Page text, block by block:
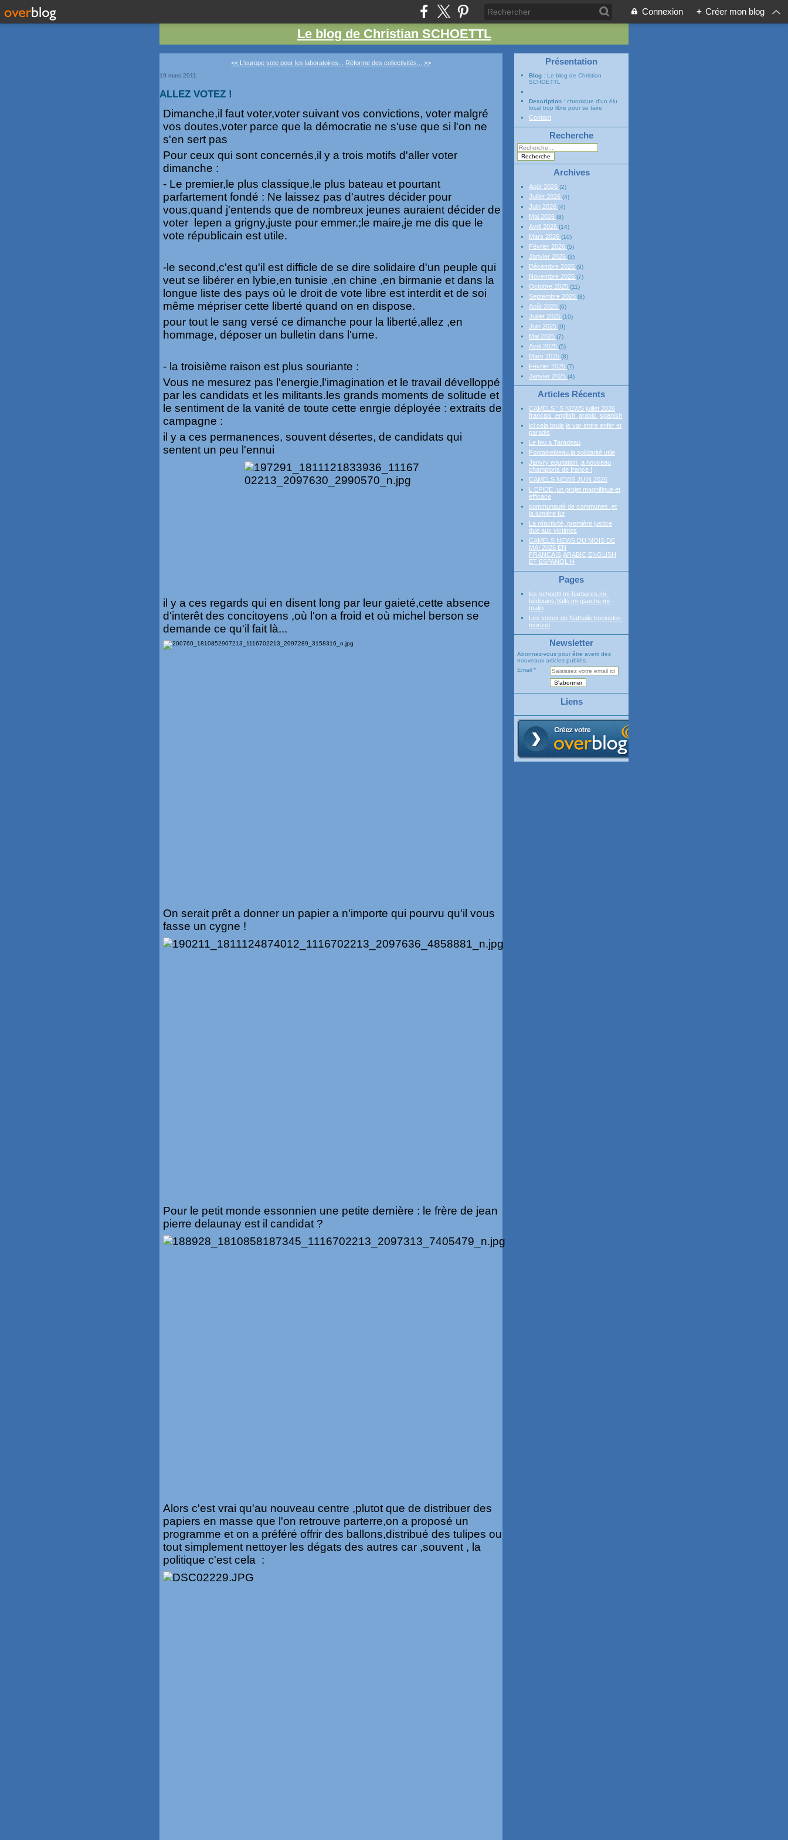
Connexion + Créer mon blog
Le blog de Christian SCHOETTL
<< L'europe vote pour les laboratoires... Réforme des collectivités... >>
19 mars 2011
ALLEZ VOTEZ !
Dimanche,il faut voter,voter suivant vos convictions, voter malgré
vos doutes,voter parce que la démocratie ne s'use que si l'on ne
s'en sert pas
Pour ceux qui sont concernés,il y a trois motifs d'aller voter
dimanche :
- Le premier,le plus classique,le plus bateau et pourtant
parfartement fondé : Ne laissez pas d'autres décider pour
vous,quand j'entends que de nombreux jeunes auraient décider de
voter lepen a grigny,juste pour emmer.;le maire,je me dis que le
vote républicain est utile.
-le second,c'est qu'il est difficle de se dire solidaire d'un peuple qui
veut se libérer en lybie,en tunisie ,en chine ,en birmanie et dans la
longue liste des pays où le droit de vote libre est interdit et de soi
même mépriser cette liberté quand on en dispose.
pour tout le sang versé ce dimanche pour la liberté,allez ,en
hommage, déposer un bulletin dans l'urne.
- la troisième raison est plus souriante :
Vous ne mesurez pas l'energie,l'imagination et le travail dévelloppé
par les candidats et les militants.les grands moments de solitude et
le sentiment de la vanité de toute cette enrgie déployée : extraits de
campagne :
il y a ces permanences, souvent désertes, de candidats qui
sentent un peu l'ennui
il y a ces regards qui en disent long par leur gaieté,cette absence
d'interêt des concitoyens ,où l'on a froid et où michel berson se
demande ce qu'il fait là...
On serait prêt a donner un papier a n'importe qui pourvu qu'il vous
fasse un cygne !
Pour le petit monde essonnien une petite dernière : le frère de jean
pierre delaunay est il candidat ?
Alors c'est vrai qu'au nouveau centre ,plutot que de distribuer des
papiers en masse que l'on retrouve parterre,on a proposé un
programme et on a préféré offrir des ballons,distribué des tulipes ou
tout simplement nettoyer les dégats des autres car ,souvent , la
politique c'est cela :
Présentation
Blog : Le blog de Christian
SCHOETTL
Description : chronique d'un élu
local trop libre pour se taire
Contact
Recherche
Archives
Août 2026 (2)
Juillet 2026 (4)
Juin 2026 (4)
Mai 2026 (8)
Avril 2026 (14)
Mars 2026 (10)
Février 2026 (5)
Janvier 2026 (3)
Décembre 2025 (9)
Novembre 2025 (7)
Octobre 2025 (11)
Septembre 2025 (8)
Août 2025 (6)
Juillet 2025 (10)
Juin 2025 (9)
Mai 2025 (7)
Avril 2025 (5)
Mars 2025 (8)
Février 2025 (7)
Janvier 2025 (4)
Articles Récents
CAMELS ' S NEWS juillet 2026
francais ,english ,arabic ,spanish
ici cela brule,le var entre enfer et
paradis
Le feu a Taradeau
Fontainebleau,la solidarité utile
Janvry equitation ,a nouveau
champions de france !
CAMELS NEWS JUIN 2026
L EPIDE ,un projet magnifique et
efficace
communauté de communes ,et
la lumière fut
La réactivité, première justice
due aux victimes
CAMELS NEWS DU MOIS DE
MAI 2026 EN
FRANCAIS,ARABIC,ENGLISH
ET ESPANOL H
Pages
les schoettl mi-barbares,mi-
bédouins,Valls,mi-gauche,mi-
malin
Les voeux de Nathalie kociusko-
morizet
Newsletter
Abonnez-vous pour être averti des
nouveaux articles publiés.
Email
Liens